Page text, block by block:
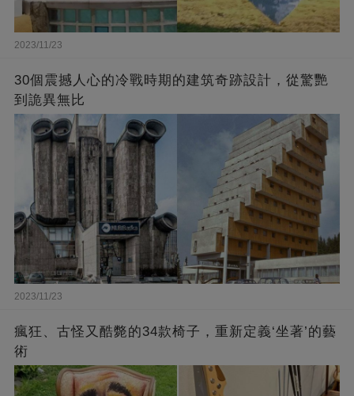
2023/11/23
30個震撼人心的冷戰時期的建筑奇跡設計，從驚艷
到詭異無比
2023/11/23
瘋狂、古怪又酷斃的34款椅子，重新定義‘坐著’的藝
術